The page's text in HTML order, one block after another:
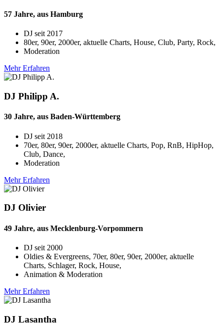
57 Jahre, aus Hamburg
DJ seit 2017
80er, 90er, 2000er, aktuelle Charts, House, Club, Party, Rock,
Moderation
Mehr Erfahren
DJ Philipp A.
30 Jahre, aus Baden-Württemberg
DJ seit 2018
70er, 80er, 90er, 2000er, aktuelle Charts, Pop, RnB, HipHop,
Club, Dance,
Moderation
Mehr Erfahren
DJ Olivier
49 Jahre, aus Mecklenburg-Vorpommern
DJ seit 2000
Oldies & Evergreens, 70er, 80er, 90er, 2000er, aktuelle
Charts, Schlager, Rock, House,
Animation & Moderation
Mehr Erfahren
DJ Lasantha